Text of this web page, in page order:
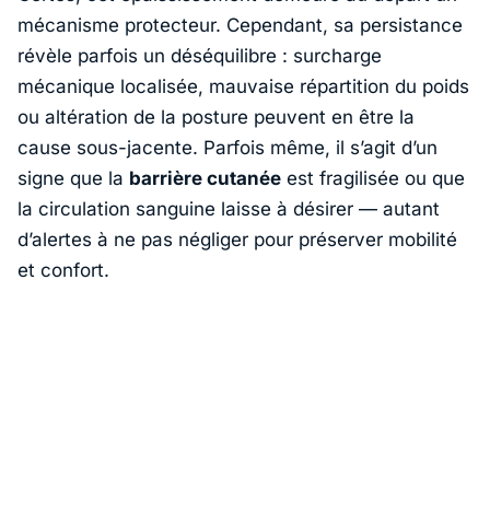
mécanisme protecteur. Cependant, sa persistance
révèle parfois un déséquilibre : surcharge
mécanique localisée, mauvaise répartition du poids
ou altération de la posture peuvent en être la
cause sous-jacente. Parfois même, il s’agit d’un
signe que la barrière cutanée est fragilisée ou que
la circulation sanguine laisse à désirer — autant
d’alertes à ne pas négliger pour préserver mobilité
et confort.